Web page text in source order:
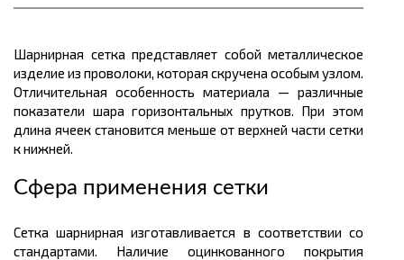
Шарнирная сетка представляет собой металлическое
изделие из проволоки, которая скручена особым узлом.
Отличительная особенность материала — различные
показатели шара горизонтальных прутков. При этом
длина ячеек становится меньше от верхней части сетки
к нижней.
Сфера применения сетки
Сетка шарнирная изготавливается в соответствии со
стандартами. Наличие оцинкованного покрытия